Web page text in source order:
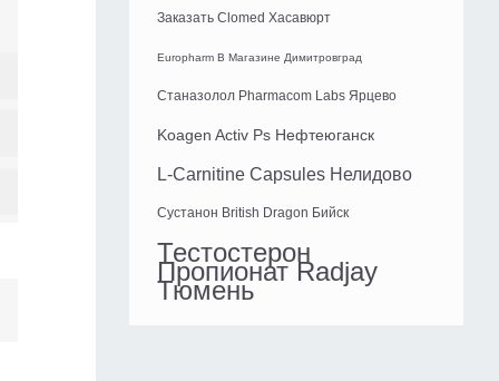
Заказать Clomed Хасавюрт
Europharm В Магазине Димитровград
Станазолол Pharmacom Labs Ярцево
Koagen Activ Ps Нефтеюганск
L-Carnitine Capsules Нелидово
Сустанон British Dragon Бийск
Тестостерон
Пропионат Radjay
Тюмень